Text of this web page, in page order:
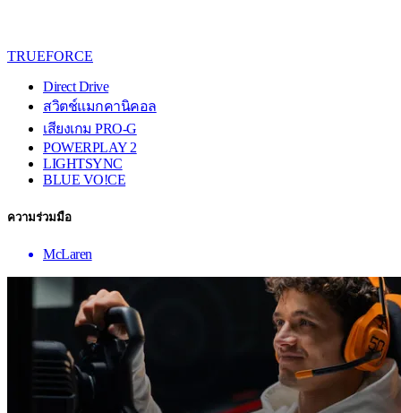
TRUEFORCE
Direct Drive
สวิตช์แมกคานิคอล
เสียงเกม PRO-G
POWERPLAY 2
LIGHTSYNC
BLUE VO!CE
ความร่วมมือ
McLaren